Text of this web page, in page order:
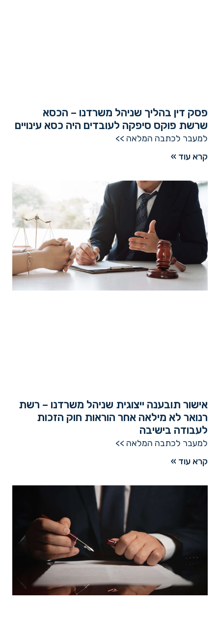
פסק דין בהליך שניהל משרדנו – הכסא
שרשת פוקס סיפקה לעובדים היה כסא עינויים
למעבר לכתבה המלאה >>
קרא עוד »
אישור תובענה ייצוגית שניהל משרדנו – רשת
רנואר לא מילאה אחר הוראות חוק הזכות
לעבודה בישיבה
למעבר לכתבה המלאה >>
קרא עוד »